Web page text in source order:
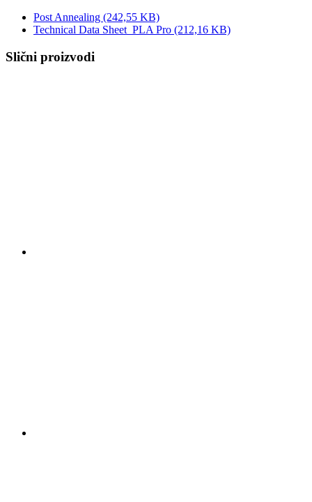
Post Annealing (242,55 KB)
Technical Data Sheet_PLA Pro (212,16 KB)
Slični proizvodi